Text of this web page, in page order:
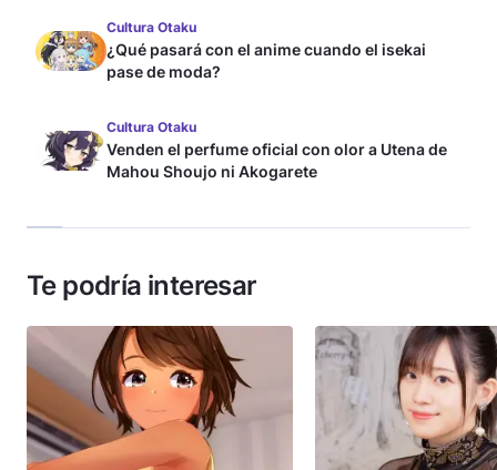
Cultura Otaku
¿Qué pasará con el anime cuando el isekai
pase de moda?
Cultura Otaku
Venden el perfume oficial con olor a Utena de
Mahou Shoujo ni Akogarete
Te podría interesar